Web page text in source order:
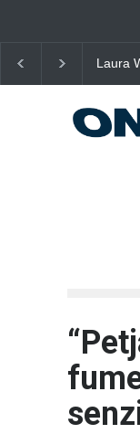
Laura West
pop de